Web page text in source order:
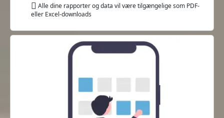
Alle dine rapporter og data vil være tilgængelige som PDF-
eller Excel-downloads